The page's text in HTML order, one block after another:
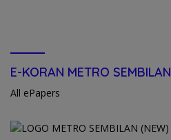
E-KORAN METRO SEMBILAN
All ePapers